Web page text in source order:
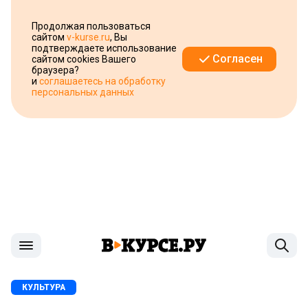
Продолжая пользоваться
сайтом v-kurse.ru, Вы
подтверждаете использование
сайтом cookies Вашего
браузера?
и соглашаетесь на обработку
персональных данных
Согласен
КУЛЬТУРА